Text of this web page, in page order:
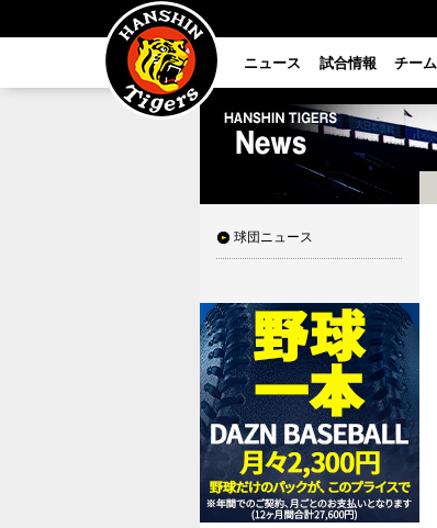
ニュース 試合情報 チーム
球団ニュース